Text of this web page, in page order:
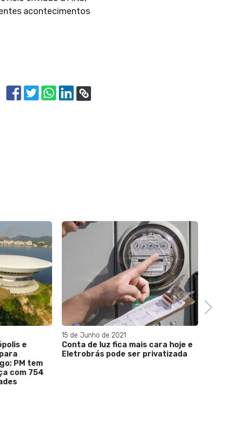
acontecimentos
e
PM tem
com 754
15 de Junho de 2021
Conta de luz fica mais cara hoje e
Eletrobrás pode ser privatizada
Next